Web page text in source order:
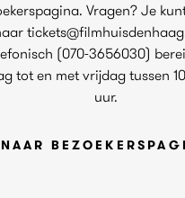
Vragen? Je
(070-3656030)
tot en met vrijdag tussen
uur.
NAAR